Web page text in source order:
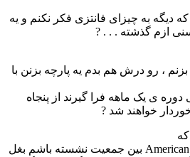
دیگه به چیزای فانتزی فکر نکنم و یه
ازم گذشته . . . ?
بزنم ، رو درش هم بدم یه پارچه بزنن با
دوره ی یک ماهه فرا گیرند از پنجاه
خواهند شد ?
توی مراسم American Music Awards بین جمعیت نشسته باشم بغل